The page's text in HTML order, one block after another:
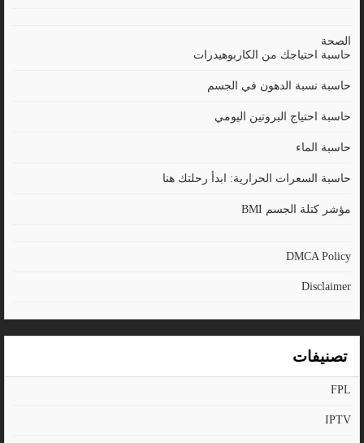
الصحة
حاسبة احتياجك من الكاربوهيدرات
حاسبة نسبة الدهون في الجسم
حاسبة احتياج البروتين اليومي
حاسبة الماء
حاسبة السعرات الحرارية: ابدأ رحلتك هنا
مؤشر كتلة الجسم BMI
DMCA Policy
Disclaimer
تصنيفات
FPL
IPTV